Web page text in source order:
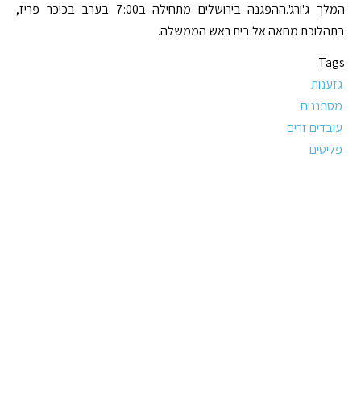
המלך ג'ורג'.ההפגנה בירושלים מתחילה ב7:00 בערב בכיכר פריז,
בתהלוכת מחאה אל בית ראש הממשלה.
Tags:
גזענות
מסתננים
עובדים זרים
פליטים